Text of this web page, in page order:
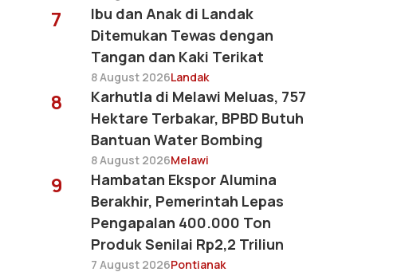
7
Ibu dan Anak di Landak
Ditemukan Tewas dengan
Tangan dan Kaki Terikat
8 August 2026Landak
8
Karhutla di Melawi Meluas, 757
Hektare Terbakar, BPBD Butuh
Bantuan Water Bombing
8 August 2026Melawi
9
Hambatan Ekspor Alumina
Berakhir, Pemerintah Lepas
Pengapalan 400.000 Ton
Produk Senilai Rp2,2 Triliun
7 August 2026Pontianak